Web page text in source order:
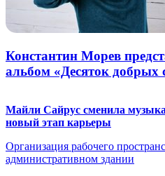
Константин Морев
альбом «Десяток добрых
Майли Сайрус сменила
новый этап карьеры
Организация рабочего
административном здании